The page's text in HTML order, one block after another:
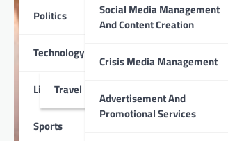
Politics
Technology
Lifestyle
Travel
Sports
Social Media Management
And Content Creation
Crisis Media Management
Advertisement And
Promotional Services